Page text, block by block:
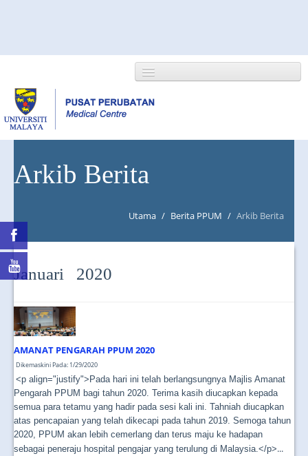
NEWS/EVENTS
SSO
Arkib Berita
Utama / Berita PPUM / Arkib Berita
Januari 2020
AMANAT PENGARAH PPUM 2020
Dikemaskini Pada: 1/29/2020
<p align="justify">Pada hari ini telah berlangsungnya Majlis Amanat
Pengarah PPUM bagi tahun 2020. Terima kasih diucapkan kepada
semua para tetamu yang hadir pada sesi kali ini. Tahniah diucapkan
atas pencapaian yang telah dikecapi pada tahun 2019. Semoga tahun
2020, PPUM akan lebih cemerlang dan terus maju ke hadapan
sebagai peneraju hospital pengajar yang terulung di Malaysia.</p>...